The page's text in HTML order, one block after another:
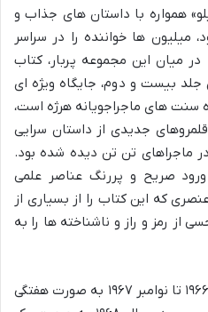
همواره با داستان های جذاب و
ها خواننده را در سراسر
میان این مجموعه پربار، کتاب
عنوان جلد بیست و دوم، جایگاه ویژه ای
سنت های ماجراجویانه هرژه است،
جدیدی از داستان سرایی
ماجراهای تن تن دیده شده بود.
صریح و پررنگ عناصر علمی
که این کتاب را از بسیاری از
از رمز و راز و ناشناخته ها را به
این کتاب که در فاصله سپتامبر ۱۹۶۶ تا نوامبر ۱۹۶۷ به صورت هفتگی